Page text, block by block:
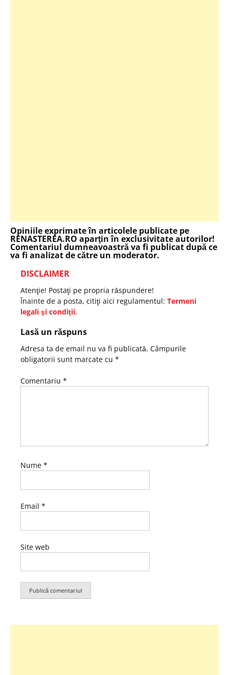
Opiniile exprimate în articolele publicate pe
RENASTEREA.RO aparţin în exclusivitate autorilor!
Comentariul dumneavoastră va fi publicat după ce
va fi analizat de către un moderator.
DISCLAIMER
Atenţie! Postaţi pe propria răspundere!
Înainte de a posta, citiţi aici regulamentul: Termeni
legali şi condiţii.
Lasă un răspuns
Adresa ta de email nu va fi publicată. Câmpurile
obligatorii sunt marcate cu *
Comentariu *
Nume *
Email *
Site web